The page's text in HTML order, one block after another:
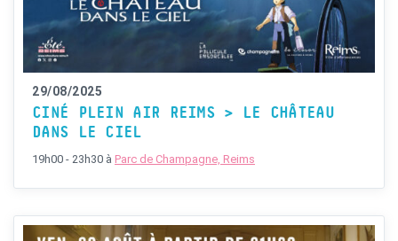
29/08/2025
CINÉ PLEIN AIR REIMS > LE CHÂTEAU
DANS LE CIEL
19h00 - 23h30 à Parc de Champagne, Reims